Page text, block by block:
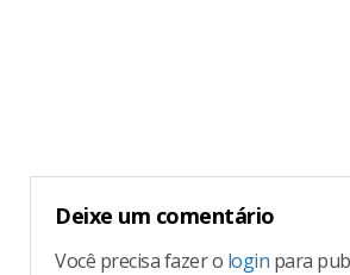
Deixe um comentário
Você precisa fazer o login para